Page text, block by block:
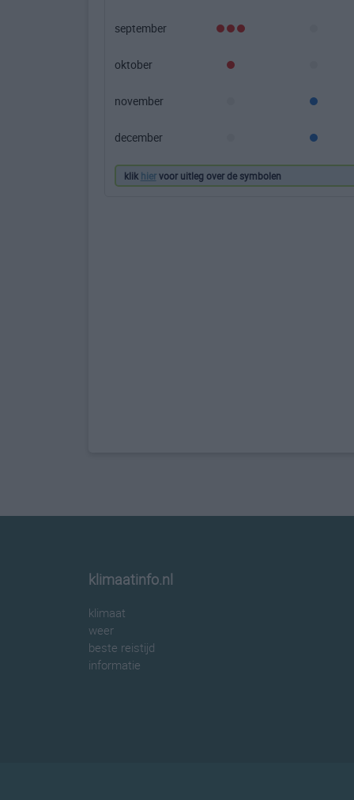
september
oktober
november
december
klik hiervoor uitleg over de symbolen
klimaatinfo.nl
klimaat
weer
beste reistijd
informatie